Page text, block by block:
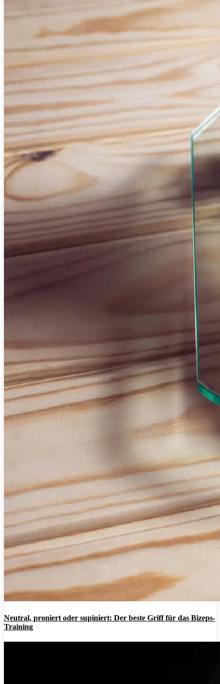
Neutral, proniert oder supiniert: Der beste Griff für das Bizeps-
Training